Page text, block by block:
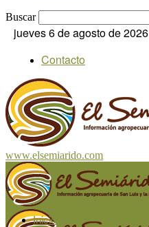
Buscar
jueves 6 de agosto de 2026
Contacto
www.elsemiarido.com
Inicio